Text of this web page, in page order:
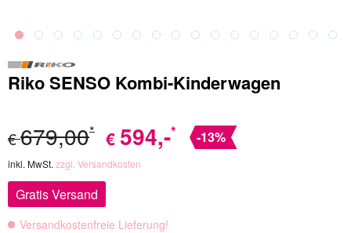
Riko SENSO Kombi-Kinderwagen
€679,00* € 594,-* -13%
inkl. MwSt. zzgl. Versandkosten
Gratis Versand
Versandkostenfreie Lieferung!